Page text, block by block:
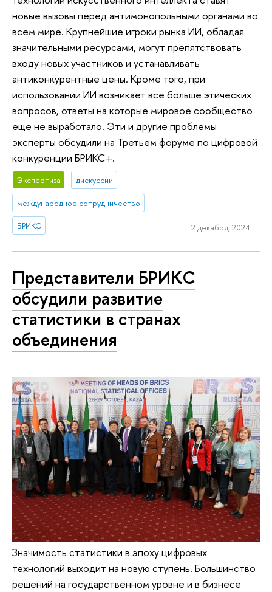
новые вызовы перед антимонопольными органами во
всем мире. Крупнейшие игроки рынка ИИ, обладая
значительными ресурсами, могут препятствовать
входу новых участников и устанавливать
антиконкурентные цены. Кроме того, при
использовании ИИ возникает все больше этических
вопросов, ответы на которые мировое сообщество
еще не выработало. Эти и другие проблемы
эксперты обсудили на Третьем форуме по цифровой
конкуренции БРИКС+.
Экспертиза дискуссии
международное сотрудничество
БРИКС 2 декабря, 2024 г.
Представители БРИКС
обсудили развитие
статистики в странах
объединения
Значимость статистики в эпоху цифровых
технологий выходит на новую ступень. Большинство
решений на государственном уровне и в бизнесе